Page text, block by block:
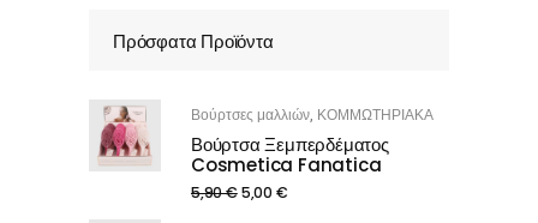
Πρόσφατα Προϊόντα
Βούρτσες μαλλιών, ΚΟΜΜΩΤΗΡΙΑΚΑ
Βούρτσα Ξεμπερδέματος
Cosmetica Fanatica
5,90€5,00 €